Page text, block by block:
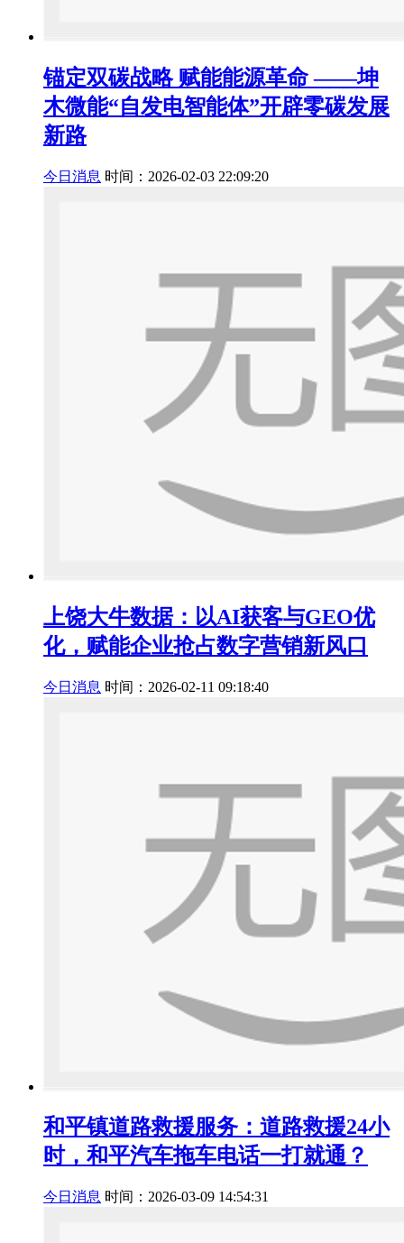
锚定双碳战略 赋能能源革命 ——坤
木微能“自发电智能体”开辟零碳发展
新路
今日消息 时间：2026-02-03 22:09:20
上饶大牛数据：以AI获客与GEO优
化，赋能企业抢占数字营销新风口
今日消息 时间：2026-02-11 09:18:40
和平镇道路救援服务：道路救援24小
时，和平汽车拖车电话一打就通？
今日消息 时间：2026-03-09 14:54:31